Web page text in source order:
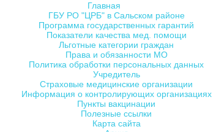
Главная
ГБУ РО "ЦРБ" в Сальском районе
Программа государственных гарантий
Показатели качества мед. помощи
Льготные категории граждан
Права и обязанности МО
Политика обработки персональных данных
Учредитель
Страховые медицинские организации
Информация о контролирующих организациях
Пункты вакцинации
Полезные ссылки
Карта сайта